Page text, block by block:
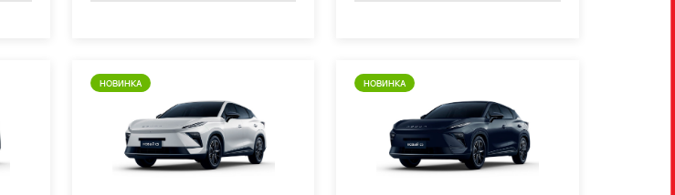
НОВИНКА НОВИНКА